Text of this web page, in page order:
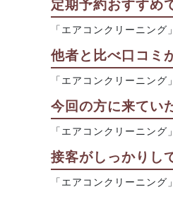
定期予約おすすめ
「エアコンクリーニン
他者と比べ口コミ
「エアコンクリーニン
今回の方に来てい
「エアコンクリーニン
接客がしっかりし
「エアコンクリーニン